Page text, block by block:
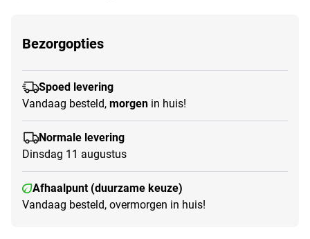
Bezorgopties
Spoed levering
Vandaag besteld, morgen in huis!
Normale levering
Dinsdag 11 augustus
Afhaalpunt (duurzame keuze)
Vandaag besteld, overmorgen in huis!